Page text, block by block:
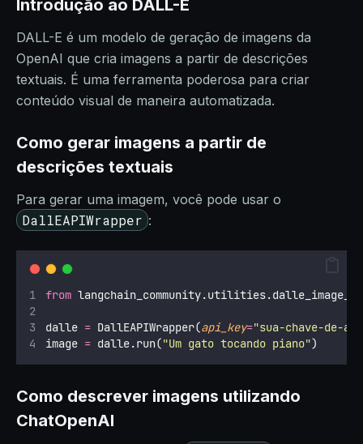
Introdução ao DALL-E
DALL-E é um modelo de geração de imagens da
OpenAI que cria imagens a partir de descrições
textuais. É uma ferramenta poderosa para criar
conteúdo visual de maneira automatizada.
Como gerar imagens a partir de
descrições textuais
Para gerar uma imagem, você pode usar o
DallEAPIWrapper :
from
dalle = DallEAPIWrapper(api_key="sua-chave-de-api
image = dalle.run("Um gato tocando piano")
Como descrever imagens utilizando
ChatOpenAI